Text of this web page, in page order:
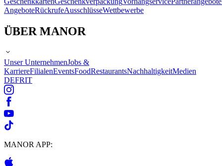
AngeboteRückrufeAusschlüsseWettbewerbe
ÜBER MANOR
Unser UnternehmenJobs &
KarriereFilialenEventsFoodRestaurantsNachhaltigkeitMedien
DEFRIT
MANOR APP: